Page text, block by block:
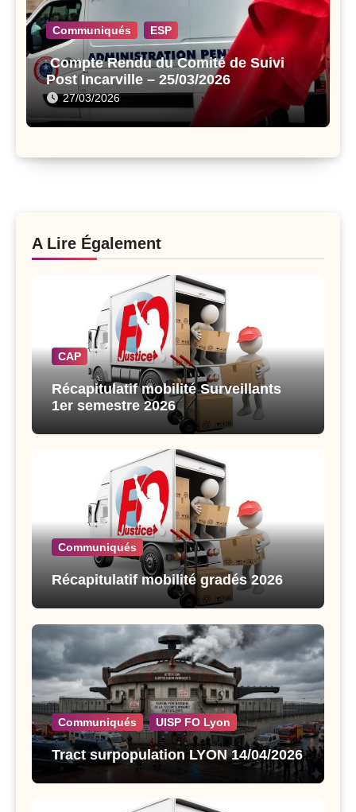
Communiqués ESP
Compte Rendu du Comité de Suivi
Post Incarville – 25/03/2026
27/03/2026
A Lire Également
CAP
Récapitulatif mobilité Surveillants
1er semestre 2026
Communiqués
Récapitulatif mobilité gradés 2026
Communiqués UISP FO Lyon
Tract surpopulation LYON 14/04/2026